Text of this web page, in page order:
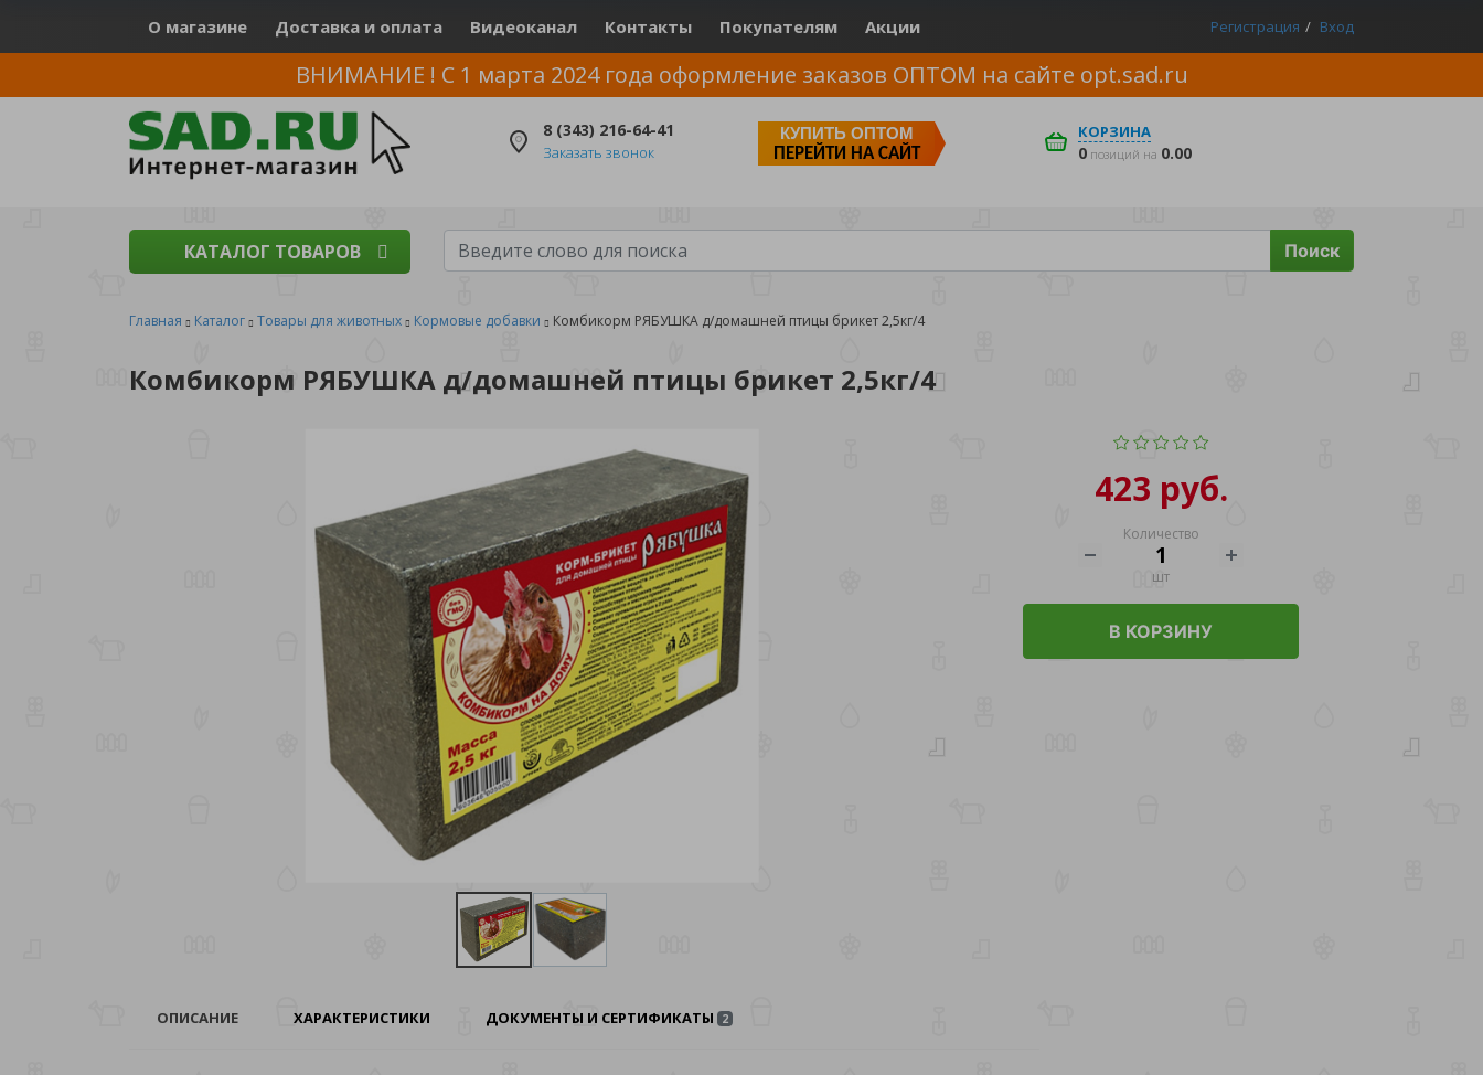
О магазине Доставка и оплата Видеоканал Контакты Покупателям Акции Регистрация Вход
ВНИМАНИЕ ! С 1 марта 2024 года оформление заказов ОПТОМ на сайте opt.sad.ru
8 (343) 216-64-41
Заказать звонок
КУПИТЬ ОПТОМ
ПЕРЕЙТИ НА САЙТ
КОРЗИНА
0 позиций на 0.00
КАТАЛОГ ТОВАРОВ Поиск
Главная Каталог Товары для животных Кормовые добавки Комбикорм РЯБУШКА д/домашней птицы брикет 2,5кг/4
Комбикорм РЯБУШКА д/домашней птицы брикет 2,5кг/4
423 руб.
Количество
шт
В КОРЗИНУ
ОПИСАНИЕ ХАРАКТЕРИСТИКИ ДОКУМЕНТЫ И СЕРТИФИКАТЫ 2